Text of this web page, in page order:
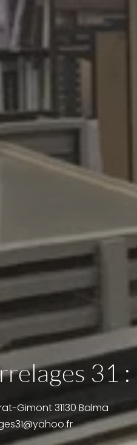
31 :
Gimont 31130 Balma